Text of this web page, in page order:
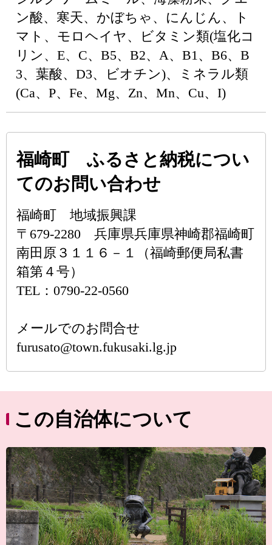
ン酸、寒天、かぼちゃ、にんじん、ト
マト、モロヘイヤ、ビタミン類(塩化コ
リン、E、C、B5、B2、A、B1、B6、B
3、葉酸、D3、ビオチン)、ミネラル類
(Ca、P、Fe、Mg、Zn、Mn、Cu、I)
福崎町 ふるさと納税につい
てのお問い合わせ
福崎町 地域振興課
〒679-2280 兵庫県兵庫県神崎郡福崎町
南田原３１１６－１（福崎郵便局私書
箱第４号）
TEL：0790-22-0560
メールでのお問合せ
furusato@town.fukusaki.lg.jp
この自治体について